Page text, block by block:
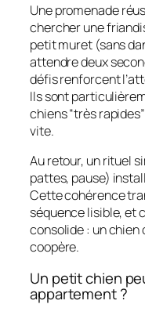
Une promenade
chercher une
petit muret (sans
attendre deux
défis renforcent
Ils sont
chiens “très
vite.
Au retour, un rituel
pattes, pause)
Cette cohérence
séquence lisible, et
consolide : un chien
coopère.
Un petit chien
appartement ?